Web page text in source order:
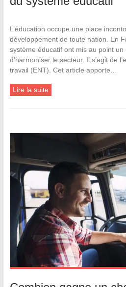
L’éducation occupe une place
développement de toute nation. En
système éducatif ont mis au point un
d’harmoniser le secteur. Il s’agit de
travail (ENT). Cet article apporte…
Lire la suite